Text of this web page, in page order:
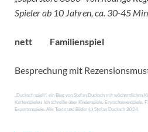
Spieler ab 10 Jahren, ca. 30-45
nett Familienspiel
Besprechung mit
„Ducksch spielt“, ein Blog von Stefan Ducksch mit wöchentlichen
Kartenspielen. Ich schreibe über Kinderspiele, Erwachsenenspiele,
Expertenspiele. Alle Texte und Bilder (c) Stefan Ducksch 2024.